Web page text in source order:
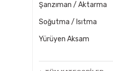
Şanzıman / Aktarma
Soğutma / Isıtma
Yürüyen Aksam